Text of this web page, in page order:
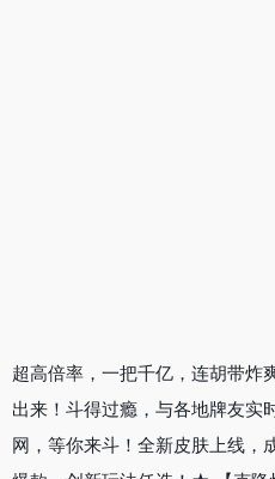
超高倍率，一把千亿，连胡带炸
出来！斗得过瘾，与各地牌友实
网，等你来斗！全新皮肤上线